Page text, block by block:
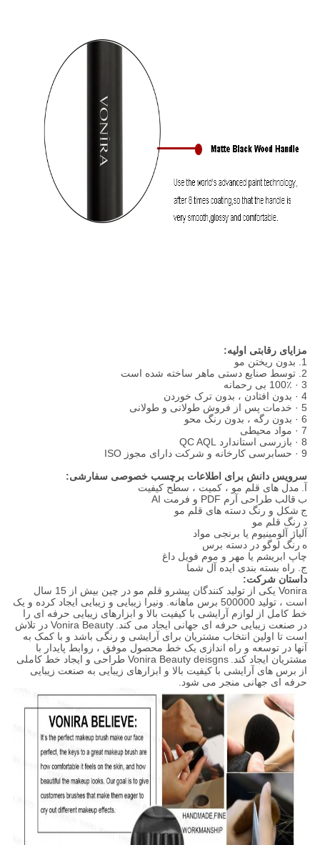
مزایای رقابتی اولیه:
1. بدون ریختن مو
2. توسط صنایع دستی ماهر ساخته شده است
3 · 100٪ بی رحمانه
4 · بدون افتادن ، بدون ترک خوردن
5 · خدمات پس از فروش طولانی و طولانی
6 · بدون رگه ، بدون رنگ محو
7 · مواد محیطی
8 · بازرسی استاندارد QC AQL
9 · حسابرسی کارخانه و شرکت دارای مجوز ISO
سرویس دانش برای اطلاعات برچسب خصوصی سفارشی:
آ. مدل های قلم مو ، کمیت ، سطح کیفیت
ب قالب طراحی آرم PDF و فرمت AI
ج شکل و رنگ دسته های قلم مو
د رنگ قلم مو
آلیاژ آلومینیوم یا برنجی مواد
ه رنگ لوگو در دسته برس
چاپ ابریشم یا مهر و موم فویل داغ
ج. راه بسته بندی ایده آل شما
داستان شرکت:
Vonira یکی از تولید کنندگان پیشرو قلم مو در چین بیش از 15 سال
است ، تولید 500000 برس ماهانه. ونیرا زیبایی و زیبایی ایجاد کرده و یک
خط کامل از لوازم آرایشی با کیفیت بالا و ابزارهای زیبایی حرفه ای را
در صنعت زیبایی حرفه ای جهانی ایجاد می کند.
Vonira Beauty در تلاش
است تا اولین انتخاب مشتریان برای آرایشی و رنگی باشد و با کمک به
آنها در توسعه و راه اندازی یک خط محصول موفق ، روابط پایدار با
مشتریان ایجاد کند.
Vonira Beauty deisgns طراحی و ایجاد خط کاملی
از برس های آرایشی با کیفیت بالا و ابزارهای زیبایی به صنعت زیبایی
حرفه ای جهانی منجر می شود.